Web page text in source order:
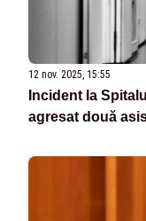
12 nov. 2025, 15:55
Incident la
agresat două